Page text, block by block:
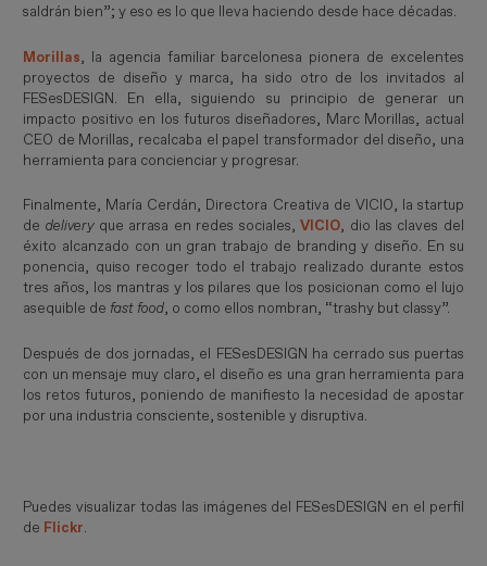
saldrán bien”; y eso es lo que lleva haciendo desde hace décadas.
Morillas, la agencia familiar barcelonesa pionera de excelentes
proyectos de diseño y marca, ha sido otro de los invitados al
FESesDESIGN. En ella, siguiendo su principio de generar un
impacto positivo en los futuros diseñadores, Marc Morillas, actual
CEO de Morillas, recalcaba el papel transformador del diseño, una
herramienta para concienciar y progresar.
Finalmente, María Cerdán, Directora Creativa de VICIO, la startup
de deliveryque arrasa en redes sociales, VICIO, dio las claves del
éxito alcanzado con un gran trabajo de branding y diseño. En su
ponencia, quiso recoger todo el trabajo realizado durante estos
tres años, los mantras y los pilares que los posicionan como el lujo
asequible de fast food, o como ellos nombran, “trashy but classy”.
Después de dos jornadas, el FESesDESIGN ha cerrado sus puertas
con un mensaje muy claro, el diseño es una gran herramienta para
los retos futuros, poniendo de manifiesto la necesidad de apostar
por una industria consciente, sostenible y disruptiva.
Puedes visualizar todas las imágenes del FESesDESIGN en el perfil
de Flickr.